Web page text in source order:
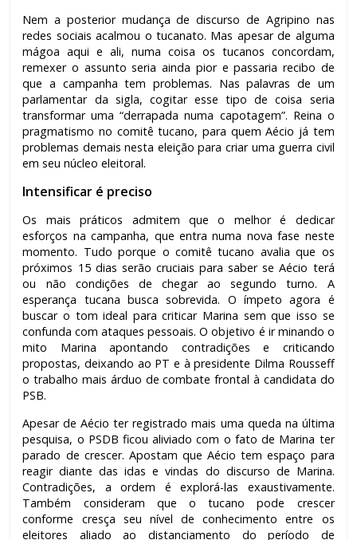
Nem a posterior mudança de discurso de Agripino nas
redes sociais acalmou o tucanato. Mas apesar de alguma
mágoa aqui e ali, numa coisa os tucanos concordam,
remexer o assunto seria ainda pior e passaria recibo de
que a campanha tem problemas. Nas palavras de um
parlamentar da sigla, cogitar esse tipo de coisa seria
transformar uma “derrapada numa capotagem”. Reina o
pragmatismo no comitê tucano, para quem Aécio já tem
problemas demais nesta eleição para criar uma guerra civil
em seu núcleo eleitoral.
Intensificar é preciso
Os mais práticos admitem que o melhor é dedicar
esforços na campanha, que entra numa nova fase neste
momento. Tudo porque o comitê tucano avalia que os
próximos 15 dias serão cruciais para saber se Aécio terá
ou não condições de chegar ao segundo turno. A
esperança tucana busca sobrevida. O ímpeto agora é
buscar o tom ideal para criticar Marina sem que isso se
confunda com ataques pessoais. O objetivo é ir minando o
mito Marina apontando contradições e criticando
propostas, deixando ao PT e à presidente Dilma Rousseff
o trabalho mais árduo de combate frontal à candidata do
PSB.
Apesar de Aécio ter registrado mais uma queda na última
pesquisa, o PSDB ficou aliviado com o fato de Marina ter
parado de crescer. Apostam que Aécio tem espaço para
reagir diante das idas e vindas do discurso de Marina.
Contradições, a ordem é explorá-las exaustivamente.
Também consideram que o tucano pode crescer
conforme cresça seu nível de conhecimento entre os
eleitores aliado ao distanciamento do período de